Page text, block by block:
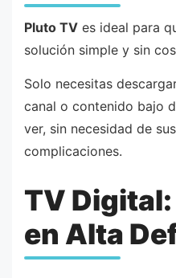
Pluto TV es ideal para
solución simple y sin
Solo necesitas
canal o contenido bajo
ver, sin necesidad de
complicaciones.
TV
en Alta